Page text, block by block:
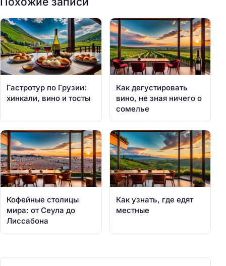
Гастротур по Грузии:
хинкали, вино и тосты
Как дегустировать
вино, не зная ничего о
сомелье
Кофейные столицы
мира: от Сеула до
Лиссабона
Как узнать, где едят
местные